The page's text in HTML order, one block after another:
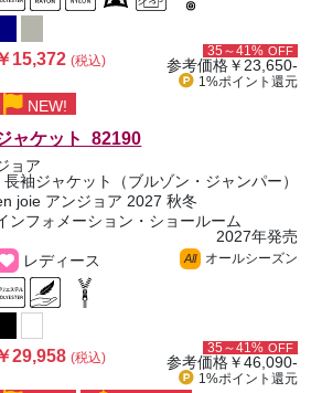
15,372(税込)
35～41% OFF
参考価格￥23,650-
1%ポイント 還元
NEW!
ャケット 82190
ョア
長袖ジャケット（ブルゾン・ジャンパー）
joie アンジョア 2027 秋冬
ンフォメーション・ショールーム
2027年発売
レディース
All オールシーズン
29,958(税込)
35～41% OFF
参考価格￥46,090-
1%ポイント 還元